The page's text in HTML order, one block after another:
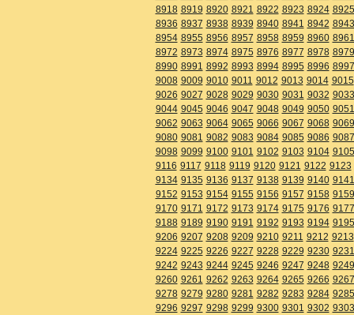
8918 8919 8920 8921 8922 8923 8924 8925
8936 8937 8938 8939 8940 8941 8942 8943
8954 8955 8956 8957 8958 8959 8960 8961
8972 8973 8974 8975 8976 8977 8978 8979
8990 8991 8992 8993 8994 8995 8996 8997
9008 9009 9010 9011 9012 9013 9014 9015
9026 9027 9028 9029 9030 9031 9032 9033
9044 9045 9046 9047 9048 9049 9050 9051
9062 9063 9064 9065 9066 9067 9068 9069
9080 9081 9082 9083 9084 9085 9086 9087
9098 9099 9100 9101 9102 9103 9104 9105
9116 9117 9118 9119 9120 9121 9122 9123
9134 9135 9136 9137 9138 9139 9140 9141
9152 9153 9154 9155 9156 9157 9158 9159
9170 9171 9172 9173 9174 9175 9176 9177
9188 9189 9190 9191 9192 9193 9194 9195
9206 9207 9208 9209 9210 9211 9212 9213
9224 9225 9226 9227 9228 9229 9230 9231
9242 9243 9244 9245 9246 9247 9248 9249
9260 9261 9262 9263 9264 9265 9266 9267
9278 9279 9280 9281 9282 9283 9284 9285
9296 9297 9298 9299 9300 9301 9302 9303